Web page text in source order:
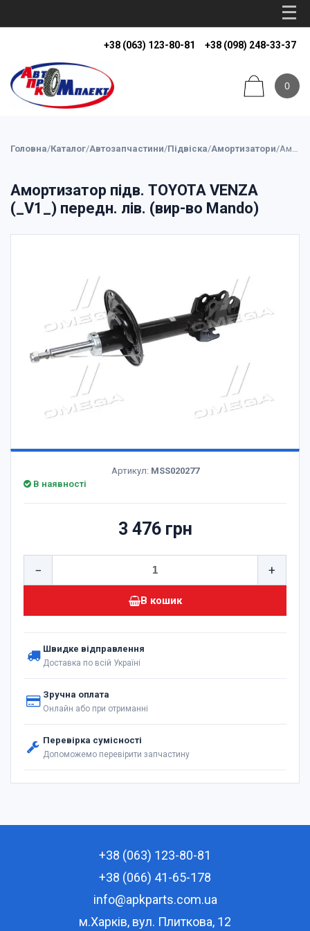
+38 (063) 123-80-81 +38 (098) 248-33-37
0
Головна/Каталог/Автозапчастини/Підвіска/Амортизатори/ Амортизатор підв. TOYOTA VENZA (_V1_) передн. лів. (вир-во Mando)
Амортизатор підв. TOYOTA VENZA
(_V1_) передн. лів. (вир-во Mando)
Артикул: MSS020277
В наявності
3 476 грн
− +
В кошик
Швидке відправлення
Доставка по всій Україні
Зручна оплата
Онлайн або при отриманні
Перевірка сумісності
Допоможемо перевірити запчастину
+38 (063) 123-80-81
+38 (066) 41-65-178
info@apkparts.com.ua
м.Харків, вул. Плиткова, 12